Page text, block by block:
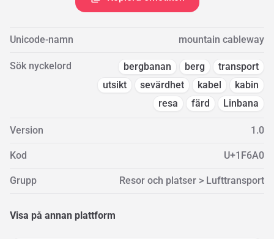
Unicode-namn mountain cableway
Sök nyckelord bergbanan berg
transport
utsikt
sevärdhet kabel
kabin
resa
färd Linbana
Version 1.0
Kod U+1F6A0
Grupp Resor och platser > Lufttransport
Visa på annan plattform